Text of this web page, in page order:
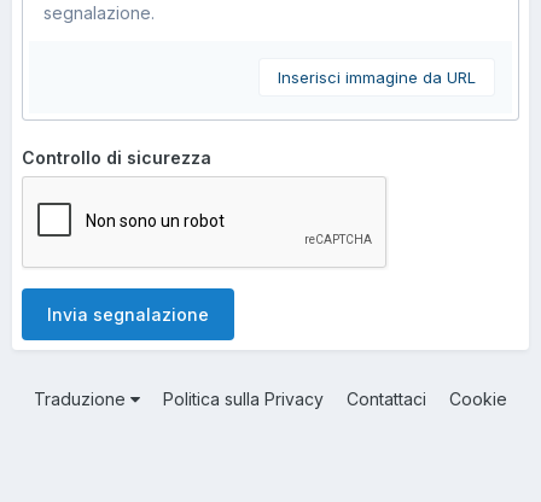
segnalazione.
Inserisci immagine da URL
Controllo di sicurezza
Invia segnalazione
Traduzione Politica sulla Privacy Contattaci Cookie